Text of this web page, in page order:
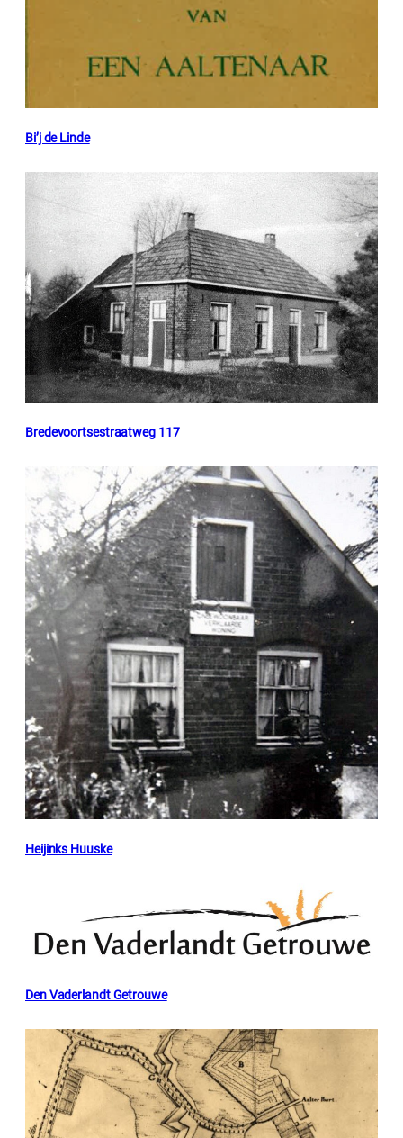
Bi’j de Linde
Bredevoortsestraatweg 117
Heijinks Huuske
Den Vaderlandt Getrouwe